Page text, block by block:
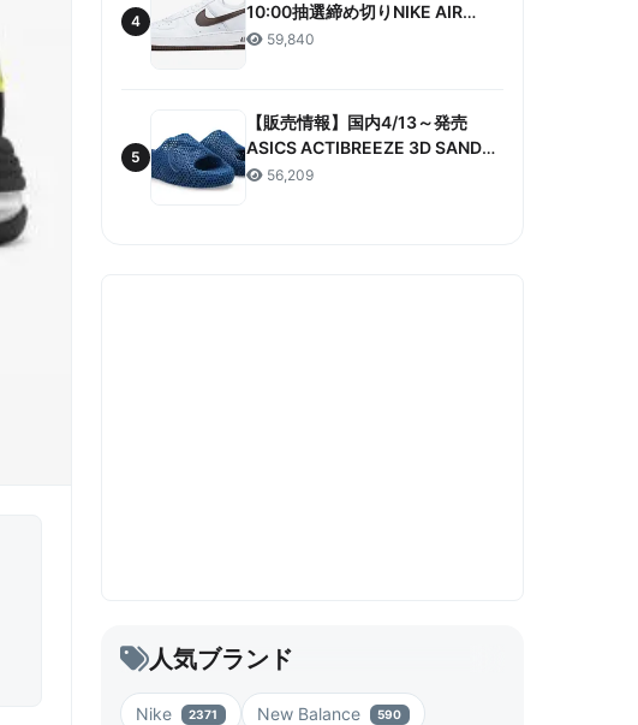
4
10:00抽選締め切りNIKE AIR
FORCE 1 LOW RETRO COLOR
59,840
5
【販売情報】国内4/13～発売
ASICS ACTIBREEZE 3D SANDAL
“MAKO BLUE” 販売/定価/店舗ま
56,209
人気ブランド
Nike 2371 New Balance 590